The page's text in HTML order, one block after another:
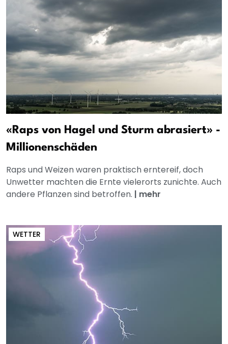
«Raps von Hagel und Sturm abrasiert» -
Millionenschäden
Raps und Weizen waren praktisch erntereif, doch
Unwetter machten die Ernte vielerorts zunichte. Auch
andere Pflanzen sind betroffen. | mehr
WETTER